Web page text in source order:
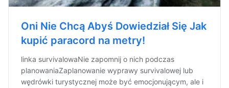
Oni Nie Chcą Abyś Dowiedział Się Jak
kupić paracord na metry!
linka survivalowaNie zapomnij o nich podczas
planowaniaZaplanowanie wyprawy survivalowej lub
wędrówki turystycznej może być emocjonującym, ale i